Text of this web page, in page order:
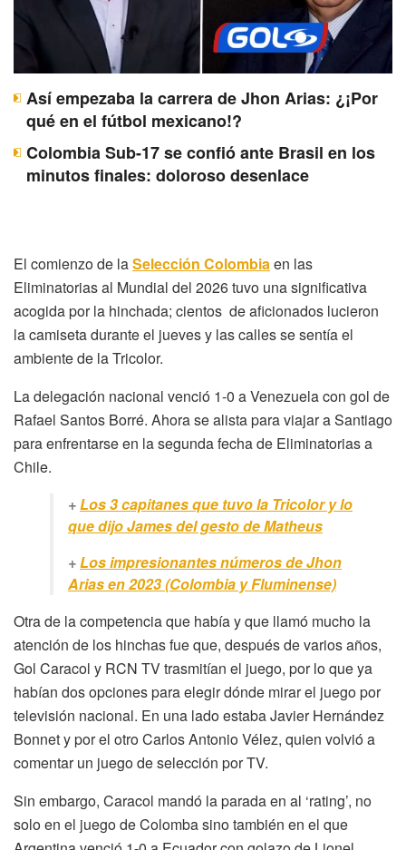
Así empezaba la carrera de Jhon Arias: ¿¡Por
qué en el fútbol mexicano!?
Colombia Sub-17 se confió ante Brasil en los
minutos finales: doloroso desenlace
El comienzo de laSelección Colombiaen las
Eliminatorias al Mundial del 2026 tuvo una significativa
acogida por la hinchada; cientos de aficionados lucieron
la camiseta durante el jueves y las calles se sentía el
ambiente de la Tricolor.
La delegación nacional venció 1-0 a Venezuela con gol de
Rafael Santos Borré. Ahora se alista para viajar a Santiago
para enfrentarse en la segunda fecha de Eliminatorias a
Chile.
+Los 3 capitanes que tuvo la Tricolor y lo
que dijo James del gesto de Matheus
+Los impresionantes números de Jhon
Arias en 2023 (Colombia y Fluminense)
Otra de la competencia que había y que llamó mucho la
atención de los hinchas fue que, después de varios años,
Gol Caracol y RCN TV trasmitían el juego, por lo que ya
habían dos opciones para elegir dónde mirar el juego por
televisión nacional. En una lado estaba Javier Hernández
Bonnet y por el otro Carlos Antonio Vélez, quien volvió a
comentar un juego de selección por TV.
Sin embargo, Caracol mandó la parada en al ‘rating’, no
solo en el juego de Colomba sino también en el que